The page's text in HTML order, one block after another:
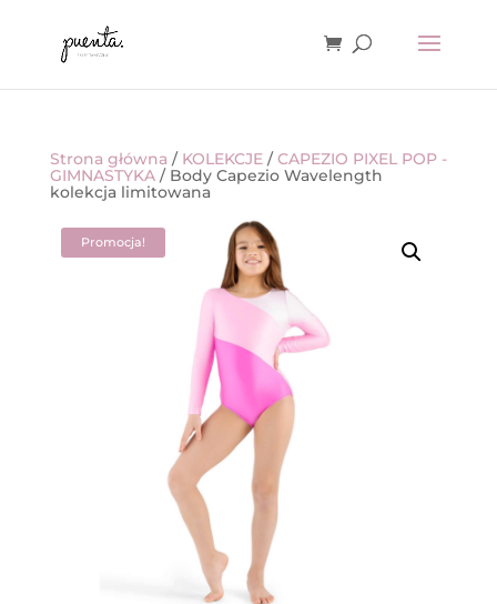
Strona główna / KOLEKCJE/CAPEZIO PIXEL POP -
GIMNASTYKA/ Body Capezio Wavelength
kolekcja limitowana
Promocja!